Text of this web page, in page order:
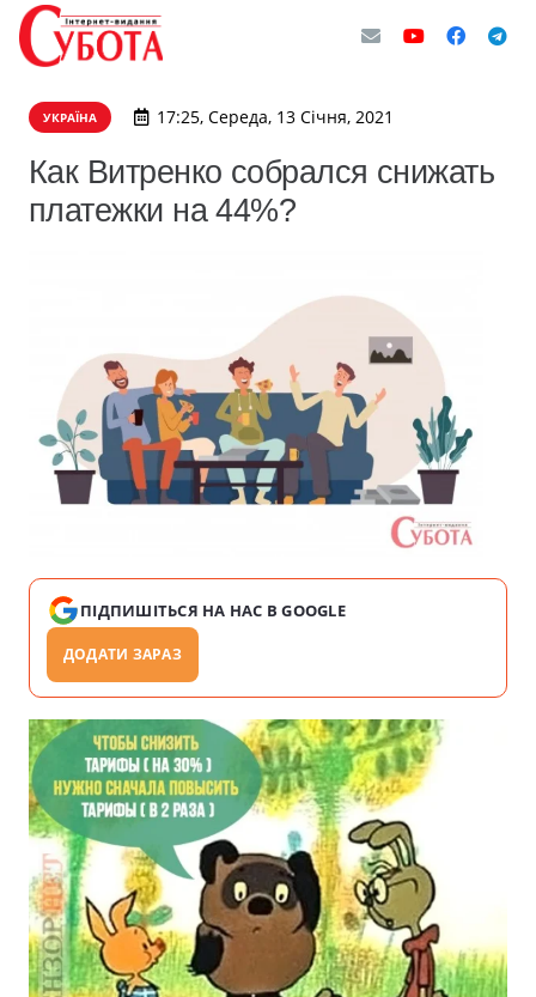
УКРАЇНА 17:25, Середа, 13 Січня, 2021
Как Витренко собрался снижать
платежки на 44%?
ПІДПИШІТЬСЯ НА НАС В GOOGLE
ДОДАТИ ЗАРАЗ